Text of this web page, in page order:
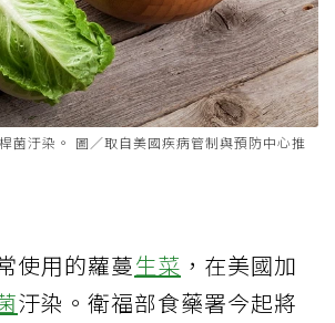
菌汙染。 圖／取自美國疾病管制與預防中心推
使用的蘿蔓生菜 ，在美國加
汙染。衛福部食藥署今起將